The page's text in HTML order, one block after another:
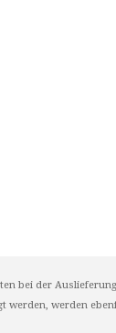
bei der
werden, werden